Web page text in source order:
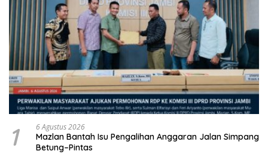
1 6 Agustus 2026
Mazlan Bantah Isu Pengalihan Anggaran Jalan Simpang
Betung–Pintas